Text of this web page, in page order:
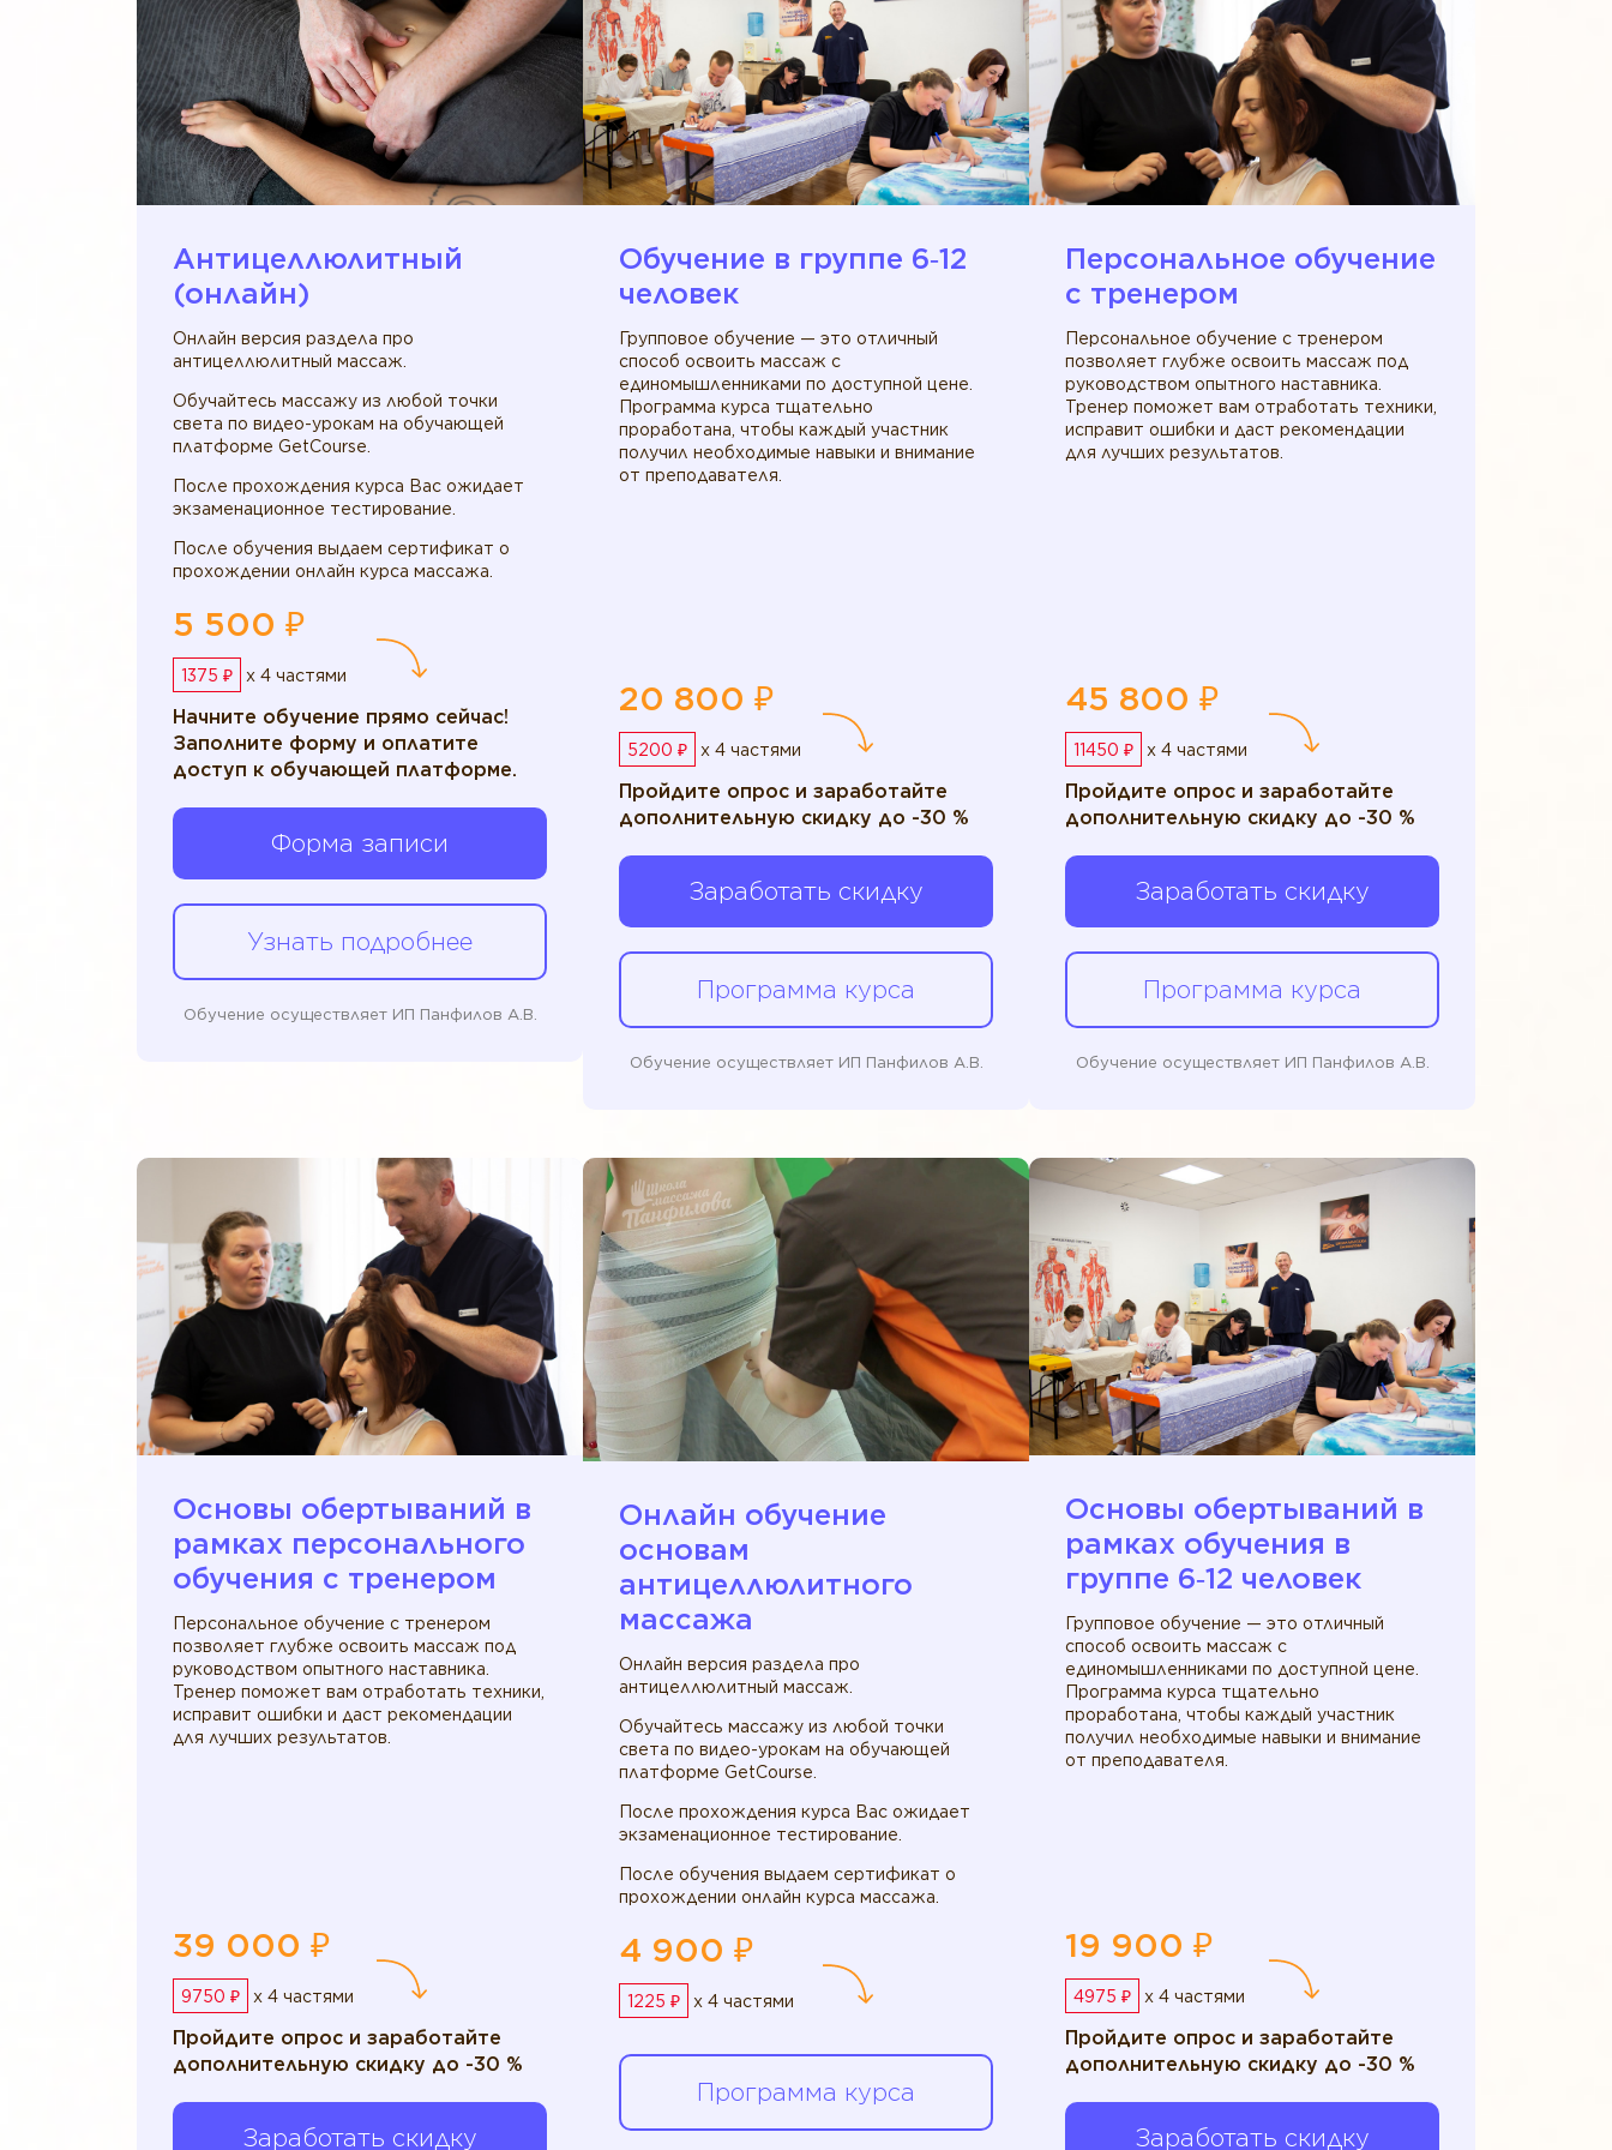
Антицеллюлитный
(онлайн)
Онлайн версия раздела про
антицеллюлитный массаж.
Обучайтесь массажу из любой точки
света по видео-урокам на обучающей
платформе GetCourse.
После прохождения курса Вас ожидает
экзаменационное тестирование.
После обучения выдаем сертификат о
прохождении онлайн курса массажа.
5 500 ₽
1375 ₽ x 4 частями
Начните обучение прямо сейчас!
Заполните форму и оплатите
доступ к обучающей платформе.
Форма записи
Узнать подробнее
Обучение осуществляет ИП Панфилов А.В.
Обучение в группе 6‑12
человек
Групповое обучение — это отличный
способ освоить массаж с
единомышленниками по доступной цене.
Программа курса тщательно
проработана, чтобы каждый участник
получил необходимые навыки и внимание
от преподавателя.
20 800 ₽
5200 ₽ x 4 частями
Пройдите опрос и заработайте
дополнительную скидку до -30 %
Заработать скидку
Программа курса
Обучение осуществляет ИП Панфилов А.В.
Персональное обучение
c тренером
Персональное обучение с тренером
позволяет глубже освоить массаж под
руководством опытного наставника.
Тренер поможет вам отработать техники,
исправит ошибки и даст рекомендации
для лучших результатов.
45 800 ₽
11450 ₽ x 4 частями
Пройдите опрос и заработайте
дополнительную скидку до -30 %
Заработать скидку
Программа курса
Обучение осуществляет ИП Панфилов А.В.
Онлайн обучение
основам
антицеллюлитного
массажа
Онлайн версия раздела про
антицеллюлитный массаж.
Обучайтесь массажу из любой точки
света по видео-урокам на обучающей
платформе GetCourse.
После прохождения курса Вас ожидает
экзаменационное тестирование.
После обучения выдаем сертификат о
прохождении онлайн курса массажа.
4 900 ₽
1225 ₽ x 4 частями
Программа курса
Основы обертываний в
рамках обучения в
группе 6‑12 человек
Групповое обучение — это отличный
способ освоить массаж с
единомышленниками по доступной цене.
Программа курса тщательно
проработана, чтобы каждый участник
получил необходимые навыки и внимание
от преподавателя.
19 900 ₽
4975 ₽ x 4 частями
Пройдите опрос и заработайте
дополнительную скидку до -30 %
Заработать скидку
Основы обертываний в
рамках персонального
обучения c тренером
Персональное обучение с тренером
позволяет глубже освоить массаж под
руководством опытного наставника.
Тренер поможет вам отработать техники,
исправит ошибки и даст рекомендации
для лучших результатов.
39 000 ₽
9750 ₽ x 4 частями
Пройдите опрос и заработайте
дополнительную скидку до -30 %
Заработать скидку